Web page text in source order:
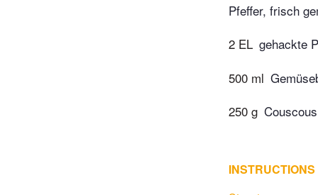
Pfeffer, frisch
2 EL gehackte
500 ml
250 g Couscous
INSTRUCTIONS